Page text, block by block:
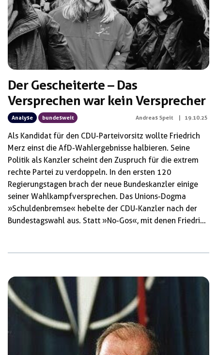
Der Gescheiterte – Das
Versprechen war kein Versprecher
Analyse bundesweit Andreas Speit 19.10.25
Als Kandidat für den CDU-Parteivorsitz wollte Friedrich
Merz einst die AfD-Wahlergebnisse halbieren. Seine
Politik als Kanzler scheint den Zuspruch für die extrem
rechte Partei zu verdoppeln. In den ersten 120
Regierungstagen brach der neue Bundeskanzler einige
seiner Wahlkampfversprechen. Das Unions-Dogma
»Schuldenbremse« hebelte der CDU-Kanzler nach der
Bundestagswahl aus. Statt »No-Gos«, mit denen Friedrich
wurde ebenso laut bei der später beginnenden
»Mütterrente« und der ausbleibenden privaten
Strompreissenkung. Wahlkampfversprechen sind eben
nur Wahlkampfversprechen. Ein Versprechen, das Merz
ebenfalls nicht einhielt, wurde in der Union aber nicht